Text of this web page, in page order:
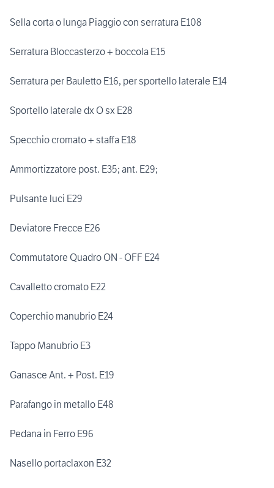
Sella corta o lunga Piaggio con serratura E108
Serratura Bloccasterzo + boccola E15
Serratura per Bauletto E16, per sportello laterale E14
Sportello laterale dx O sx E28
Specchio cromato + staffa E18
Ammortizzatore post. E35; ant. E29;
Pulsante luci E29
Deviatore Frecce E26
Commutatore Quadro ON - OFF E24
Cavalletto cromato E22
Coperchio manubrio E24
Tappo Manubrio E3
Ganasce Ant. + Post. E19
Parafango in metallo E48
Pedana in Ferro E96
Nasello portaclaxon E32